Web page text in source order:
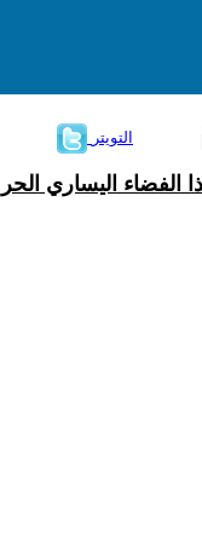
التويتر
الفضاء اليساري الحر